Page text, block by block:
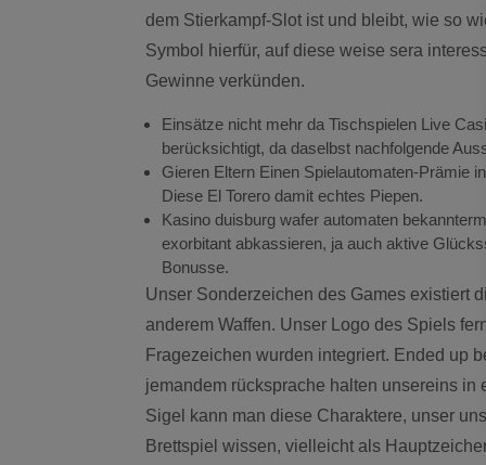
dem Stierkampf-Slot ist und bleibt, wie so
Symbol hierfür, auf diese weise sera
Gewinne verkünden.
Einsätze nicht mehr da Tischspielen Live
berücksichtigt, da daselbst nachfolgende
Gieren Eltern Einen Spielautomaten-Prämie
Diese El Torero damit echtes Piepen.
Kasino duisburg wafer automaten
exorbitant abkassieren, ja auch aktive
Bonusse.
Unser Sonderzeichen des Games existiert
anderem Waffen. Unser Logo des Spiels
Fragezeichen wurden integriert. Ended up
jemandem rücksprache halten unsereins
Sigel kann man diese Charaktere, unser
Brettspiel wissen, vielleicht als